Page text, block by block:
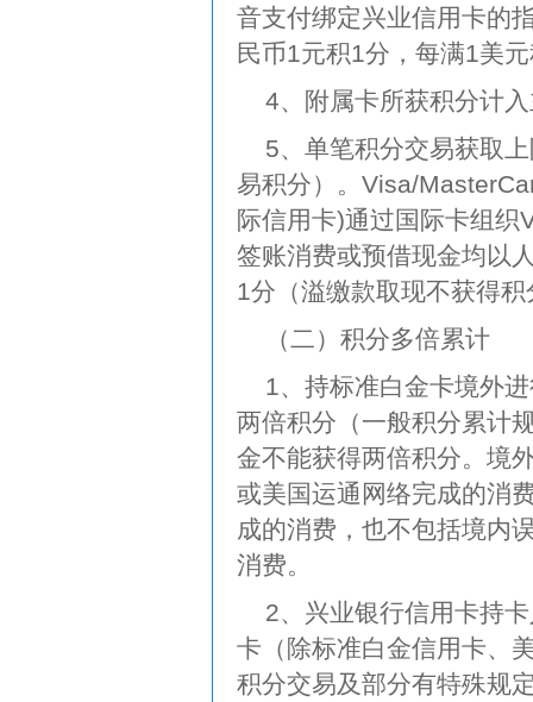
音支付绑定兴业信用卡的
民币1元积1分，每满1美
4、附属卡所获积分计
5、单笔积分交易获取
易积分）。Visa/
际信用卡)通过国际卡组
签账消费或预借现金均以
1分（溢缴款取现不获得积
（二）积分多倍累计
1、持标准白金卡境外
两倍积分（一般积分累计
金不能获得两倍积分。境
或美国运通网络完成的消
成的消费，也不包括境内
消费。
2、兴业银行信用卡持
卡（除标准白金信用卡、
积分交易及部分有特殊规